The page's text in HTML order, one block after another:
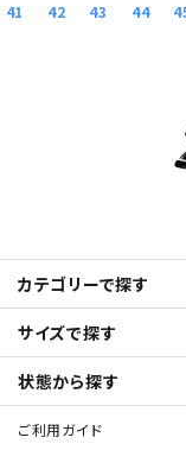
41 42 43 44
カテゴリーで探す
サイズで探す
状態から探す
ご利用ガイド